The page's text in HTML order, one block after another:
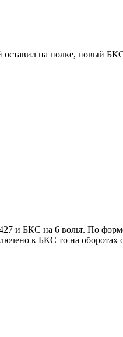
на полке, новый
и БКС на 6 вольт. По
к БКС то на